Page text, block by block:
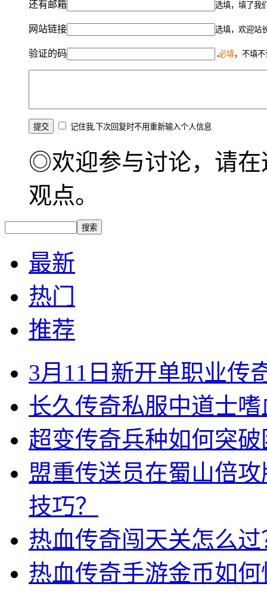
还有邮箱 选填，填了我
网站链接 选填，欢迎站
验证的码 必填，不填
记住我,下次回复时不用重新输入个人信息
◎欢迎参与讨论，请在
观点。
最新
热门
推荐
3月11日新开单职业传
长久传奇私服中道士
超变传奇兵种如何突
盟重传送员在蜀山倍
技巧？
热血传奇闯天关怎么
热血传奇手游金币如